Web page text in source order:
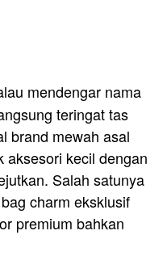
mendengar nama
teringat tas
brand mewah asal
aksesori kecil dengan
Salah satunya
charm eksklusif
premium bahkan